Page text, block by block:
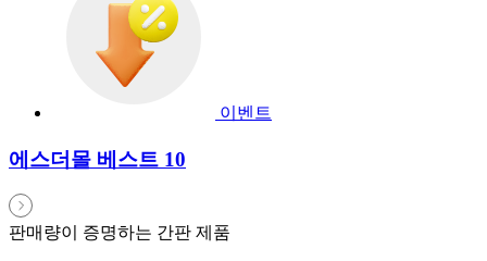
이벤트
에스더몰 베스트 10
판매량이 증명하는 간판 제품